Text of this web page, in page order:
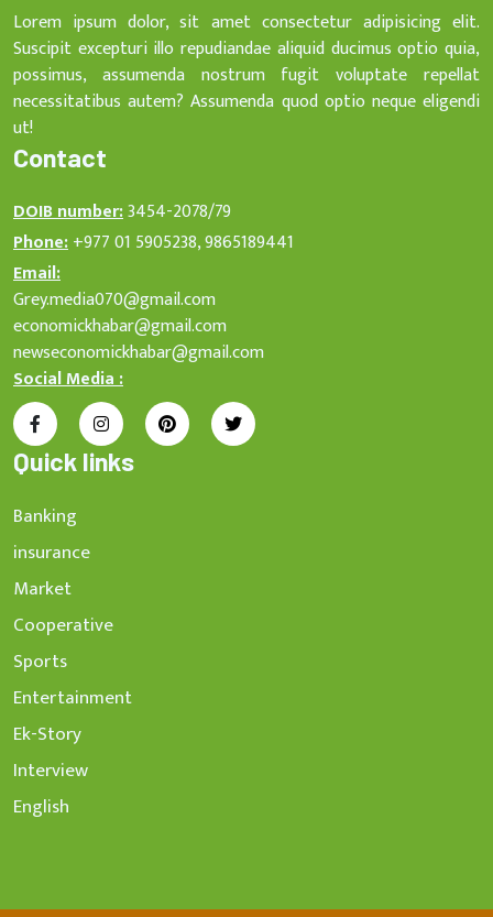
Lorem ipsum dolor, sit amet consectetur adipisicing elit.
Suscipit excepturi illo repudiandae aliquid ducimus optio quia,
possimus, assumenda nostrum fugit voluptate repellat
necessitatibus autem? Assumenda quod optio neque eligendi
ut!
Contact
DOIB number:3454-2078/79
Phone:+977 01 5905238, 9865189441
Email:
Grey.media070@gmail.com
economickhabar@gmail.com
newseconomickhabar@gmail.com
Social Media :
Quick links
Banking
insurance
Market
Cooperative
Sports
Entertainment
Ek-Story
Interview
English